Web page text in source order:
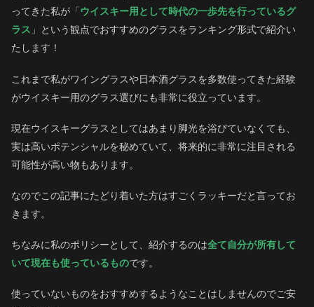
ってきた私が「 ウイスキー用として時代の一歩先を行っているグ
ラス 」という観点でおすすめのグラスをランキング形式で紹介い
たします！
これまで私がワイングラスや日本酒グラスを多数使ってきた経験
がウイスキー用のグラス選びにも非常に役立っています。
現在ウイスキーグラスとしてはあまり脚光を浴びていなくても、
実は高いポテンシャルを秘めていて、将来的に非常に注目される
可能性が高い物もあります。
なのでこの記事にたどり着いた方はすごくラッキーだと言ってお
きます。
ちなみに私のポリシーとして、紹介するのは全て自分が所有して
いて現在も使っているものです。
使っていないものをおすすめするようなことはしませんのでご安